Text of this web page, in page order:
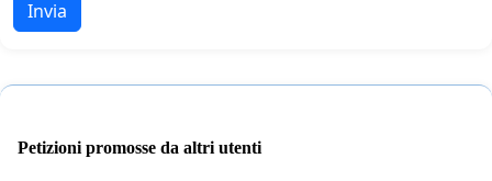
Invia
Petizioni promosse da altri utenti